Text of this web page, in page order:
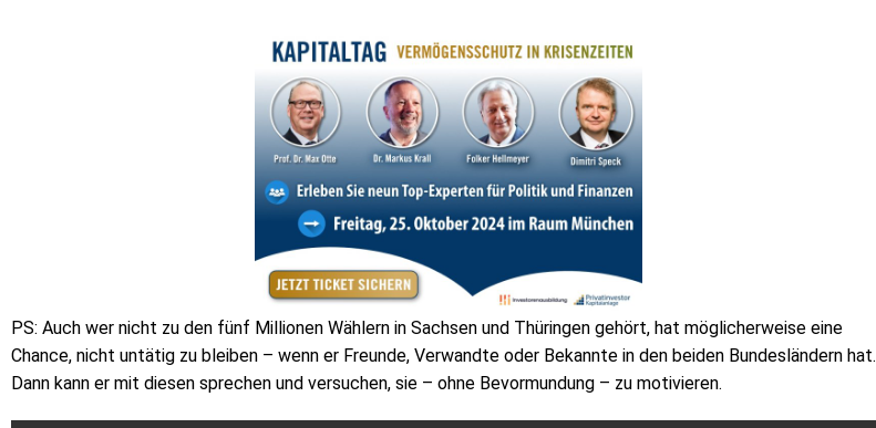
PS: Auch wer nicht zu den fünf Millionen Wählern in Sachsen und Thüringen gehört, hat möglicherweise eine
Chance, nicht untätig zu bleiben – wenn er Freunde, Verwandte oder Bekannte in den beiden Bundesländern hat.
Dann kann er mit diesen sprechen und versuchen, sie – ohne Bevormundung – zu motivieren.